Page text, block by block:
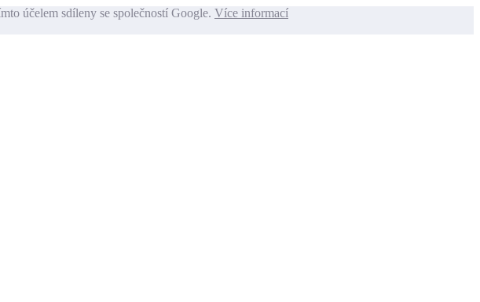
účelem sdíleny se společností Google. Více informací